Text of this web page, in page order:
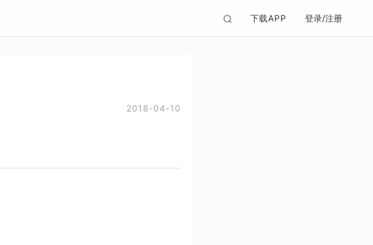
下载APP 登录/注册
2018-04-10